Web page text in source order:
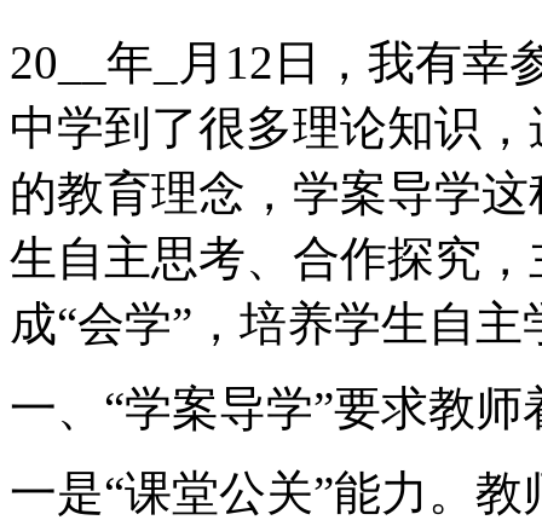
20__年_月12日，我有幸
中学到了很多理论知识
的教育理念，学案导学
生自主思考、合作探究
成“会学”，培养学生自
一、“学案导学”要求教
一是“课堂公关”能力。